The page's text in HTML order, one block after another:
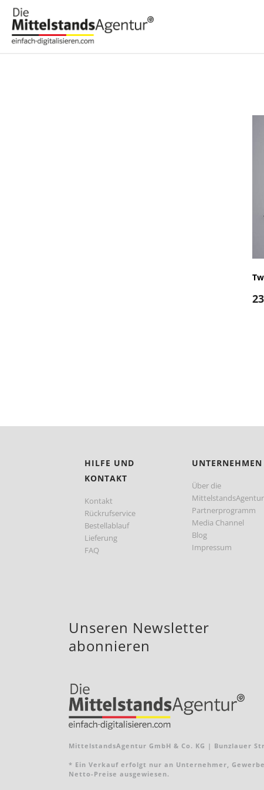
HILFE UND
KONTAKT
Kontakt
Rückrufservice
Bestellablauf
Lieferung
FAQ
UNTERNEHMEN
Über die
MittelstandsAgentur
Partnerprogramm
Media Channel
Blog
Impressum
Unseren Newsletter
abonnieren
MittelstandsAgentur GmbH & Co. KG | Bunzlauer
* Ein Verkauf erfolgt nur an Unternehmer,
Netto-Preise ausgewiesen.